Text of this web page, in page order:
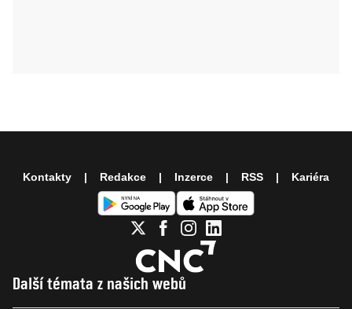
Další témata z našich webů
Kontakty Redakce Inzerce RSS Kariéra